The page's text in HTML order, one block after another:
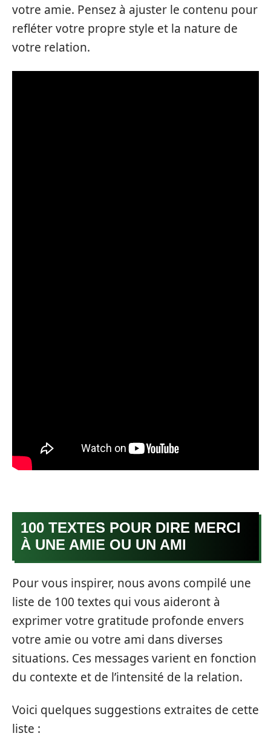
votre amie. Pensez à ajuster le contenu pour
refléter votre propre style et la nature de
votre relation.
100 TEXTES POUR DIRE MERCI
À UNE AMIE OU UN AMI
Pour vous inspirer, nous avons compilé une
liste de 100 textes qui vous aideront à
exprimer votre gratitude profonde envers
votre amie ou votre ami dans diverses
situations. Ces messages varient en fonction
du contexte et de l’intensité de la relation.
Voici quelques suggestions extraites de cette
liste :